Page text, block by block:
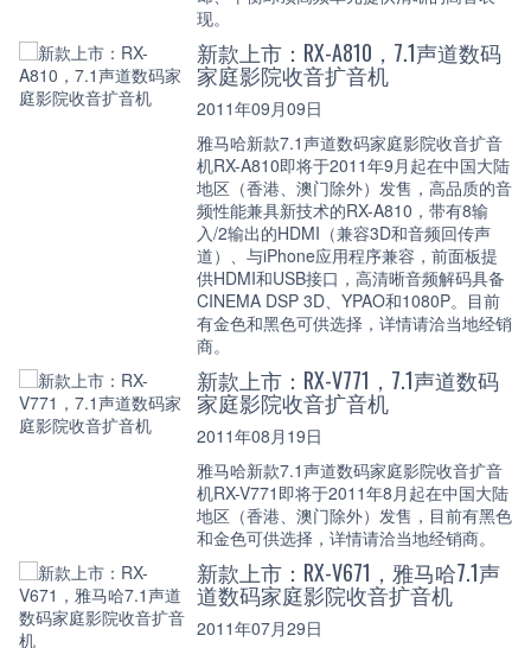
现。
新款上市：RX-A810，7.1声道数码
家庭影院收音扩音机
2011年09月09日
雅马哈新款7.1声道数码家庭影院收音扩音
机RX-A810即将于2011年9月起在中国大陆
地区（香港、澳门除外）发售，高品质的音
频性能兼具新技术的RX-A810，带有8输
入/2输出的HDMI（兼容3D和音频回传声
道）、与iPhone应用程序兼容，前面板提
供HDMI和USB接口，高清晰音频解码具备
CINEMA DSP 3D、YPAO和1080P。目前
有金色和黑色可供选择，详情请洽当地经销
商。
新款上市：RX-V771，7.1声道数码
家庭影院收音扩音机
2011年08月19日
雅马哈新款7.1声道数码家庭影院收音扩音
机RX-V771即将于2011年8月起在中国大陆
地区（香港、澳门除外）发售，目前有黑色
和金色可供选择，详情请洽当地经销商。
新款上市：RX-V671，雅马哈7.1声
道数码家庭影院收音扩音机
2011年07月29日